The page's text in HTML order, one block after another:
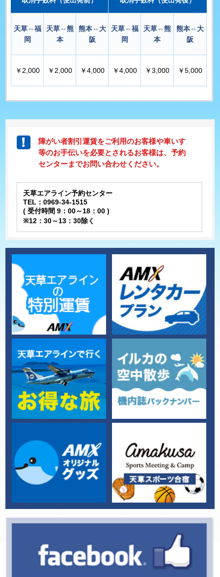
天草⇔福
岡
天草⇔熊
本
熊本⇔大
阪
天草⇔福
岡
天草⇔熊
本
熊本⇔大
阪
￥2,000 ￥2,000 ￥4,000 ￥4,000 ￥3,000 ￥5,000
障がい者割引運賃をご利用のお客様や車いす
等のお手伝いを必要とされるお客様は、予約
センターまでお問い合わせください。
天草エアライン予約センター
TEL：0969-34-1515
( 受付時間 9：00～18：00 )
※12：30～13：30除く